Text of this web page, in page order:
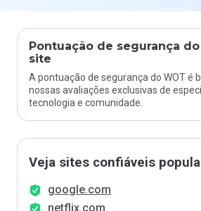
Pontuação de segurança do
site
A pontuação de segurança do WOT é
nossas avaliações exclusivas de
tecnologia e comunidade.
Veja sites confiáveis
google.com
netflix.com